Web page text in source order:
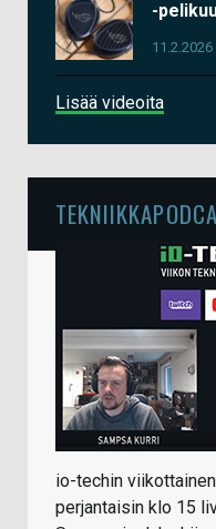
-
11.2.2026
Lisää videoita
io-techin
perjantaisin klo 15